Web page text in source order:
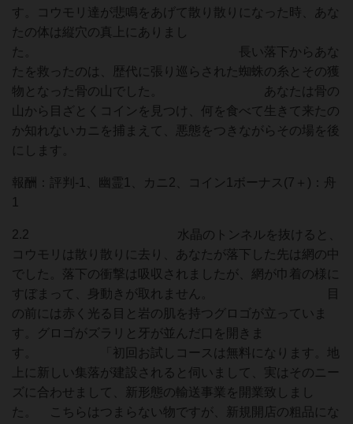
す。コウモリ達が悲鳴をあげて散り散りになった時、あな
たの体は縦穴の真上にありまし
た。 長い落下からあな
たを救ったのは、歴代に張り巡らされた蜘蛛の糸とその獲
物となった骨の山でした。 あなたは骨の
山から目ざとくコインを見つけ、何を食べて生きて来たの
か知れないカニを捕まえて、悪態をつきながらその場を後
にします。
報酬：評判-1、幽霊1、カニ2、コイン1ボーナス(7＋)：舟
1
2.2 水晶のトンネルを抜けると、
コウモリは散り散りに去り、あなたが落下した先は網の中
でした。落下の衝撃は吸収されましたが、網が巾着の様に
すぼまって、身動きが取れません。 目
の前には赤く光る目と岩の肌を持つグロゴが立っていま
す。グロゴがズラリと牙が並んだ口を開きま
す。 「初回お試しコースは無料になります。地
上に新しい集落が建設されると伺いまして、実はそのニー
ズに合わせまして、新形態の輸送事業を開業致しまし
た。 こちらはつまらない物ですが、新規開店の粗品にな